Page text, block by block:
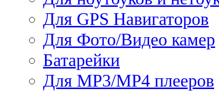
Для GPS Навигаторов
Для Фото/Видео камер
Батарейки
Для MP3/MP4 плееров